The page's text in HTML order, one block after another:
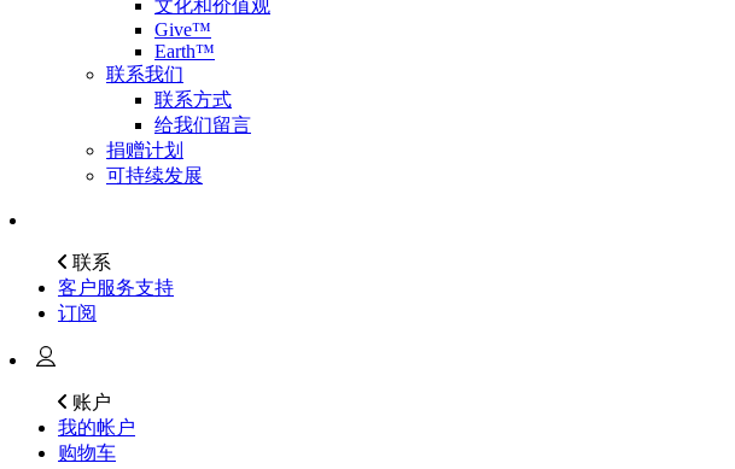
文化和价值观
Give™
Earth™
联系我们
联系方式
给我们留言
捐赠计划
可持续发展
联系
客户服务支持
订阅
账户
我的帐户
购物车